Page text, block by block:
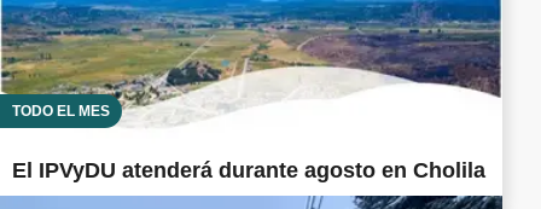
TODO EL MES
El IPVyDU atenderá durante agosto en Cholila